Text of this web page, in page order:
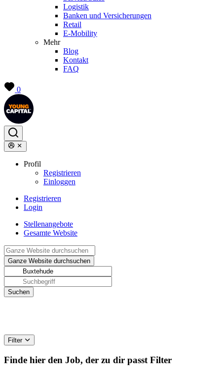
Logistik
Banken und Versicherungen
Retail
E-Mobility
Mehr
Blog
Kontakt
FAQ
0
Profil
Registrieren
Einloggen
Registrieren
Login
Stellenangebote
Gesamte Website
Filter
Finde hier den Job, der zu dir passt Filter